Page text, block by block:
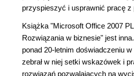
przyspieszyć i usprawnić pracę z
Książka "Microsoft Office 2007
Rozwiązania w biznesie" jest
ponad 20-letnim doświadczeniu
zebrał w niej setki wskazówek i
rozwiązań pozwalających na